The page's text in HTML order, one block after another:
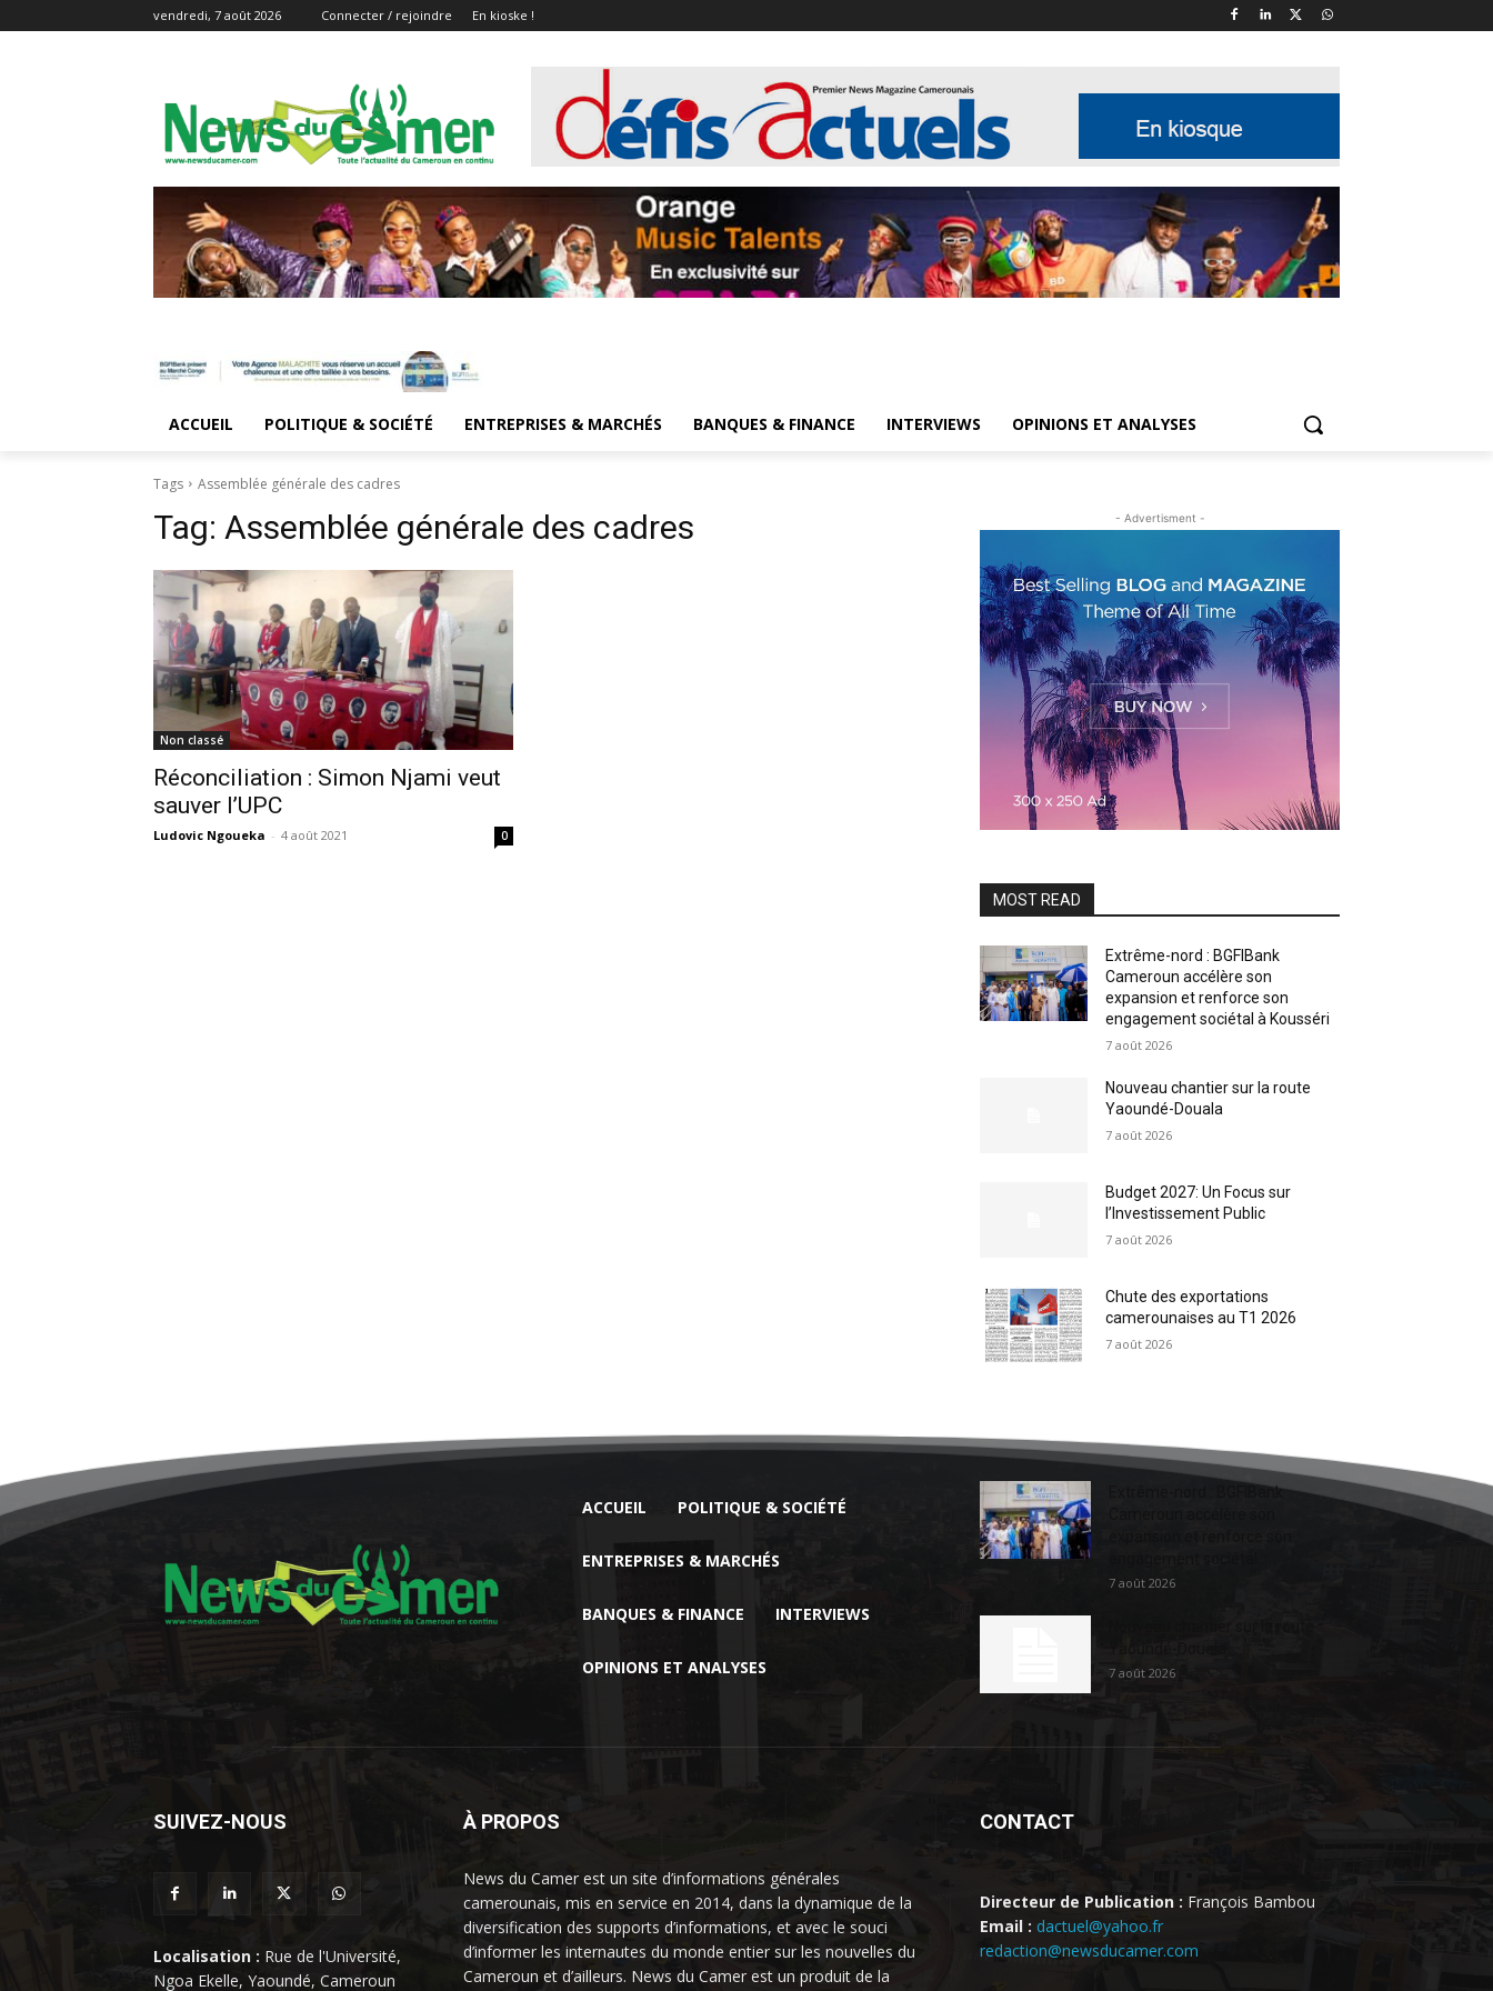
vendredi, 7 août 2026 Connecter / rejoindre En kioske !
ACCUEIL POLITIQUE & SOCIÉTÉ ENTREPRISES & MARCHÉS BANQUES & FINANCE INTERVIEWS OPINIONS ET ANALYSES
Tags Assemblée générale des cadres
Tag: Assemblée générale des cadres
Non classé
Réconciliation : Simon Njami veut
sauver l’UPC
Ludovic Ngoueka - 4 août 2021 0
- Advertisment -
MOST READ
Extrême-nord : BGFIBank
Cameroun accélère son
expansion et renforce son
engagement sociétal à Kousséri
7 août 2026
Nouveau chantier sur la route
Yaoundé-Douala
7 août 2026
Budget 2027: Un Focus sur
l’Investissement Public
7 août 2026
Chute des exportations
camerounaises au T1 2026
7 août 2026
ACCUEIL POLITIQUE & SOCIÉTÉ
ENTREPRISES & MARCHÉS
BANQUES & FINANCE INTERVIEWS
OPINIONS ET ANALYSES
Extrême-nord : BGFIBank
7 août 2026
7 août 2026
SUIVEZ-NOUS
Localisation : Rue de l'Université,
Ngoa Ekelle, Yaoundé, Cameroun
À PROPOS
News du Camer est un site d’informations générales
camerounais, mis en service en 2014, dans la dynamique de la
diversification des supports d’informations, et avec le souci
d’informer les internautes du monde entier sur les nouvelles du
Cameroun et d’ailleurs. News du Camer est un produit de la
CONTACT
Directeur de Publication : François Bambou
Email : dactuel@yahoo.fr
redaction@newsducamer.com